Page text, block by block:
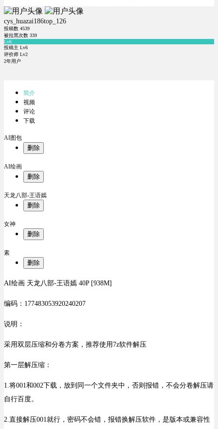
cys_huazai186top_126
投稿数 4539
被拉黑次数 339
Lv6
投稿主 Lv6
评价师 Lv2
2年用户
简介
视频
评论
下载
AI图包
删除
AI绘画
删除
天龙八部-王语嫣
删除
女神
删除
素
删除
AI绘画 天龙八部-王语嫣 40P [938M]
编码：177483053920240207
说明：
采用双层压缩和分卷方案，推荐使用7z软件解压
第一层解压缩：
1.将001和002下载，放到同一个文件夹中，否则报错，不会分卷解压请
自行百度。
2.直接解压001就行，密码不会错，报错换解压软件，是版本或兼容性